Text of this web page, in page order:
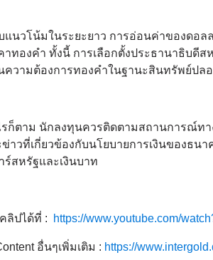
แนวโน้มในระยะยาว การอ่อนค่าของดอล
าทองคำ ทั้งนี้ การเลือกตั้งประธานาธิบดี
ความต้องการทองคำในฐานะสินทรัพย์ปล
รก็ตาม นักลงทุนควรติดตามสถานการณ์ท
ข่าวที่เกี่ยวข้องกับนโยบายการเงินของธน
ร์สหรัฐและเงินบาท
ลิปได้ที่ : https://www.youtube.com/
อื่นๆเพิ่มเติม : https://